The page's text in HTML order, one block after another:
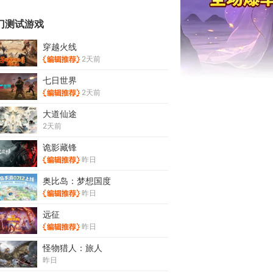
测试游戏
穿越火线
2天前
七日世界
2天前
大道仙途
2天前
诡影藏锋
昨日
奥比岛：梦想国度
昨日
远征
昨日
怪物猎人：旅人
昨日